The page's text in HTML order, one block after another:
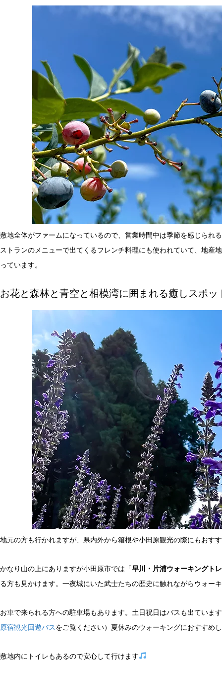
敷地全体がファームになっているので、営業時間中は季節を感じられ
ストランのメニューで出てくるフレンチ料理にも使われていて、地産
っています。
お花と森林と青空と相模湾に囲まれる癒しスポッ
地元の方も行かれますが、県内外から箱根や小田原観光の際にもおす
かなり山の上にありますが小田原市では「早川・片浦ウォーキングト
る方も見かけます。一夜城にいた武士たちの歴史に触れながらウォー
お車で来られる方への駐車場もあります。土日祝日はバスも出ていま
原宿観光回遊バスをご覧ください）夏休みのウォーキングにおすすめ
敷地内にトイレもあるので安心して行けます